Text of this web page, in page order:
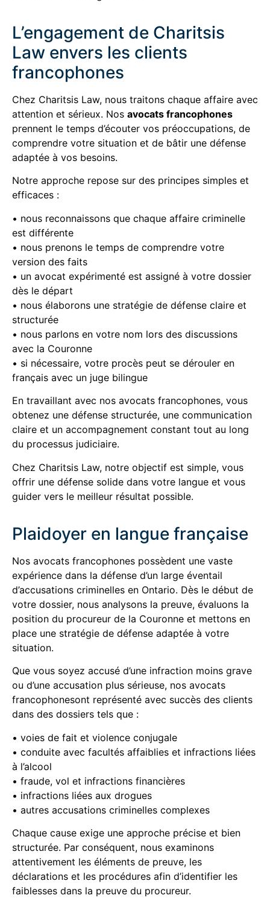
L’engagement de Charitsis
Law envers les clients
francophones
Chez Charitsis Law, nous traitons chaque affaire avec
attention et sérieux. Nos avocats francophones
prennent le temps d’écouter vos préoccupations, de
comprendre votre situation et de bâtir une défense
adaptée à vos besoins.
Notre approche repose sur des principes simples et
efficaces :
• nous reconnaissons que chaque affaire criminelle
est différente
• nous prenons le temps de comprendre votre
version des faits
• un avocat expérimenté est assigné à votre dossier
dès le départ
• nous élaborons une stratégie de défense claire et
structurée
• nous parlons en votre nom lors des discussions
avec la Couronne
• si nécessaire, votre procès peut se dérouler en
français avec un juge bilingue
En travaillant avec nos avocats francophones, vous
obtenez une défense structurée, une communication
claire et un accompagnement constant tout au long
du processus judiciaire.
Chez Charitsis Law, notre objectif est simple, vous
offrir une défense solide dans votre langue et vous
guider vers le meilleur résultat possible.
Plaidoyer en langue française
Nos avocats francophones possèdent une vaste
expérience dans la défense d’un large éventail
d’accusations criminelles en Ontario. Dès le début de
votre dossier, nous analysons la preuve, évaluons la
position du procureur de la Couronne et mettons en
place une stratégie de défense adaptée à votre
situation.
Que vous soyez accusé d’une infraction moins grave
ou d’une accusation plus sérieuse, nos avocats
francophonesont représenté avec succès des clients
dans des dossiers tels que :
• voies de fait et violence conjugale
• conduite avec facultés affaiblies et infractions liées
à l’alcool
• fraude, vol et infractions financières
• infractions liées aux drogues
• autres accusations criminelles complexes
Chaque cause exige une approche précise et bien
structurée. Par conséquent, nous examinons
attentivement les éléments de preuve, les
déclarations et les procédures afin d’identifier les
faiblesses dans la preuve du procureur.